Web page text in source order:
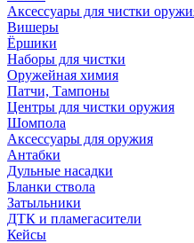
Аксессуары для чистки
Вишеры
Ёршики
Наборы для чистки
Оружейная химия
Патчи, Тампоны
Центры для чистки оружия
Шомпола
Аксессуары для оружия
Антабки
Дульные насадки
Бланки ствола
Затыльники
ДТК и пламегасители
Кейсы